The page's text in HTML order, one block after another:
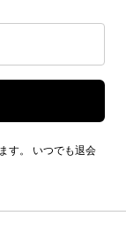
す。 いつでも退会